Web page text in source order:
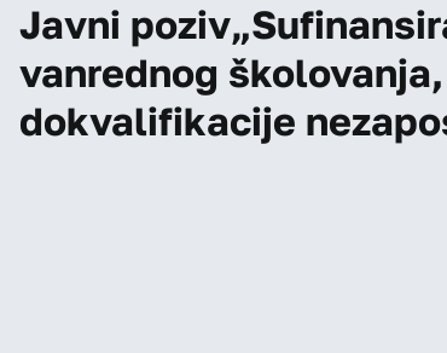
Javni
vanrednog
dokvalifikacije